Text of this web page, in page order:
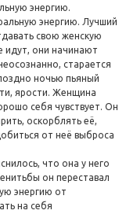
энергию.
энергию. Лучший
свою женскую
идут, они начинают
старается
ночью пьяный
ярости. Женщина
себя чувствует. Он
оскорблять её,
от неё выброса
что она у него
он переставал
энергию от
на себя